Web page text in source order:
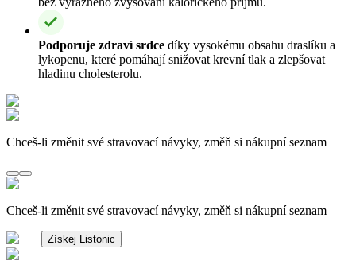
Podporuje zdraví srdce díky vysokému obsahu draslíku a
lykopenu, které pomáhají snižovat krevní tlak a zlepšovat
hladinu cholesterolu.
Chceš-li změnit své stravovací návyky, změň si nákupní seznam
Chceš-li změnit své stravovací návyky, změň si nákupní seznam
Získej Listonic